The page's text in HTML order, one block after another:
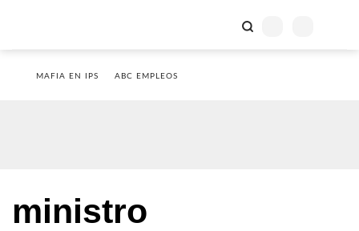
MAFIA EN IPS ABC EMPLEOS
ministro